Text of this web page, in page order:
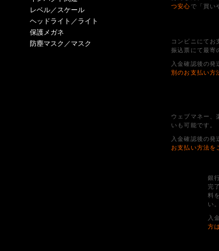
レベル／スケール
ヘッドライト／ライト
保護メガネ
防塵マスク／マスク
つ安心 で「買い
コンビニにてお
振込票にて最寄
入金確認後の発
別のお支払い方
ウェブマネー、
いも可能です。
入金確認後の発
お支払い方法を
銀
完
料
い
入
方